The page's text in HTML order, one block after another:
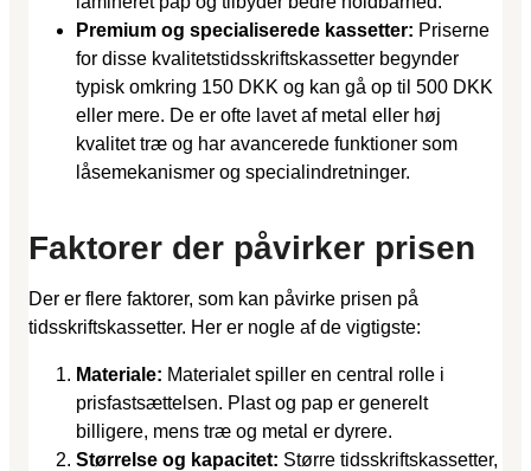
Premium og specialiserede kassetter: Priserne
for disse kvalitetstidsskriftskassetter begynder
typisk omkring 150 DKK og kan gå op til 500 DKK
eller mere. De er ofte lavet af metal eller høj
kvalitet træ og har avancerede funktioner som
låsemekanismer og specialindretninger.
Faktorer der påvirker prisen
Der er flere faktorer, som kan påvirke prisen på
tidsskriftskassetter. Her er nogle af de vigtigste:
Materiale: Materialet spiller en central rolle i
prisfastsættelsen. Plast og pap er generelt
billigere, mens træ og metal er dyrere.
Størrelse og kapacitet: Større tidsskriftskassetter,